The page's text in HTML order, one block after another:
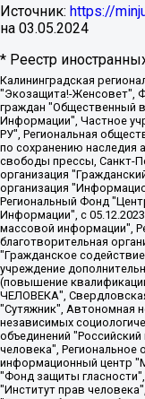
Источник: https://
на 03.05.2024
* Реестр
Калининградская региональная общественная организация "Экозащита!-Женсовет", Фонд содействия защите прав и свобод граждан "Общественный вердикт", Фонд "Институт Развития Свободы Информации", Частное учреждение "Информационное агентство МЕМО. РУ", Региональная общественная организация "Общественная комиссия по сохранению наследия академика Сахарова", Фонд поддержки свободы прессы, Санкт-Петербургская общественная правозащитная организация "Гражданский контроль", Межрегиональная общественная организация "Информационно-просветительский центр "Мемориал", Региональный Фонд "Центр Защиты Прав Средств Массовой Информации", с 05.12.2023 Фонд "Центр Защиты Прав Средств массовой информации", Региональная общественная благотворительная организация помощи беженцам и мигрантам "Гражданское содействие", Негосударственное образовательное учреждение дополнительного профессионального образования (повышение квалификации) специалистов "АКАДЕМИЯ ПО ПРАВАМ ЧЕЛОВЕКА", Свердловская региональная общественная организация "Сутяжник", Автономная некоммерческая организация "Центр независимых социологических исследований", Союз общественных объединений "Российский исследовательский центр по правам человека", Региональное общественное учреждение научно-информационный центр "МЕМОРИАЛ", Некоммерческая организация "Фонд защиты гласности", Автономная некоммерческая организация "Институт прав человека", Городская общественная организация "Екатеринбургское общество "МЕМОРИАЛ", Городская общественная организация "Рязанское историко-просветительское и правозащитное общество "Мемориал" (Рязанский Мемориал), Челябинский региональный орган общественной самодеятельности – женское общественное объединение "Женщины Евразии", Челябинский региональный орган общественной самодеятельности "Уральская правозащитная группа", Фонд содействия защите здоровья и социальной справедливости имени Андрея Рылькова, Автономная Некоммерческая Организация "Аналитический Центр Юрия Левады", Автономная некоммерческая организация социальной поддержки населения "Проект Апрель", Региональная общественная организация помощи женщинам и детям, находящимся в кризисной ситуации "Информационно-методический центр "Анна", Фонд содействия развитию массовых коммуникаций и правовому просвещению "Так-так-Так", Фонд содействия устойчивому развитию "Серебряная тайга", Свердловский региональный общественный фонд социальных проектов "Новое время", "Idel.Реалии", Кавказ.Реалии, Крым.Реалии, Телеканал Настоящее Время, Татаро-башкирская служба Радио Свобода (Azatliq Radiosi), Радио Свободная Европа/Радио Свобода (PCE/PC), "Сибирь.Реалии", "Фактограф", Благотворительный фонд помощи осужденным и их семьям, Автономная некоммерческая организация "Институт глобализации и социальных движений", Фонд "В защиту прав заключенных", Частное учреждение "Центр поддержки и содействия развитию средств массовой информации", Пензенский региональный общественный благотворительный фонд "Гражданский союз", "Север.Реалии", Некоммерческая организация Фонд "Правовая инициатива", Общество с ограниченной ответственностью "Радио Свободная Европа/Радио Свобода", Чешское информационное агентство "MEDIUM-ORIENT", Красноярская региональная общественная организация "Мы против СПИДа", Камалягин Денис Николаевич, Маркелов Сергей Евгеньевич, Пономарев Лев Александрович, Савицкая Людмила Алексеевна, Автономная некоммерческая организация "Центр по работе с проблемой насилия "НАСИЛИЮ.НЕТ", Межрегиональный профессиональный союз работников здравоохранения "Альянс врачей", Юридическое лицо, зарегистрированное в Латвийской Республике, SIA "Medusa Project" (регистрационный номер 40103797863, дата регистрации 10.06.2014), Некоммерческая организация "Фонд по борьбе с коррупцией", Автономная некоммерческая организация "Институт права и публичной политики", Баданин Роман Сергеевич, Гликин Максим Александрович, Железнова Мария Михайловна, Лукьянова Юлия Сергеевна, Маетная Елизавета Витальевна, Маняхин Петр Борисович, Чуракова Ольга Владимировна, Ярош Юлия Петровна, Юридическое лицо "The Insider SIA", зарегистрированное в Риге, Латвийская Республика (дата регистрации 26.06.2015), являющееся администратором доменного имени интернет-издания "The Insider SIA", https://theins.ru, Постернак Алексей Евгеньевич, Рубин Михаил Аркадьевич, Анин